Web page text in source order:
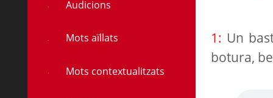
Audicions
Mots aïllats
Mots contextualitzats
1: Un
botura,